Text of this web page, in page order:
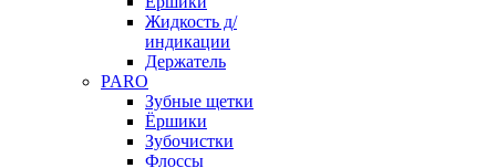
Жидкость д/
индикации
Держатель
PARO
Зубные щетки
Ёршики
Зубочистки
Флоссы